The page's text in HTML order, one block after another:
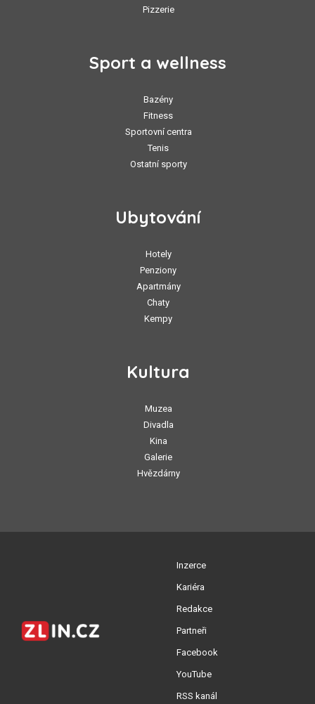
Pizzerie
Sport a wellness
Bazény
Fitness
Sportovní centra
Tenis
Ostatní sporty
Ubytování
Hotely
Penziony
Apartmány
Chaty
Kempy
Kultura
Muzea
Divadla
Kina
Galerie
Hvězdárny
Inzerce
Kariéra
Redakce
Partneři
Facebook
YouTube
RSS kanál